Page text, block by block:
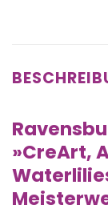
»CreArt,